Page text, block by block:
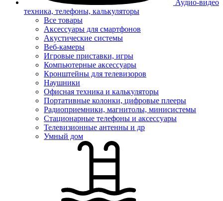
Аудио-видео
техника, телефоны, калькуляторы
Все товары
Аксессуары для смартфонов
Акустические системы
Веб-камеры
Игровые приставки, игры
Компьютерные аксессуары
Кронштейны для телевизоров
Наушники
Офисная техника и калькуляторы
Портативные колонки, цифровые плееры
Радиоприемники, магнитолы, минисистемы
Стационарные телефоны и аксессуары
Телевизионные антенны и др
Умный дом